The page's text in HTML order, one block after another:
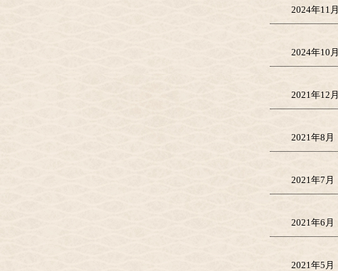
2024年11月
2024年10月
2021年12月
2021年8月
2021年7月
2021年6月
2021年5月